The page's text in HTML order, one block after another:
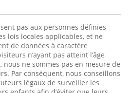
pas aux personnes définies
lois locales applicables, et ne
de données à caractère
n’ayant pas atteint l’âge
nous ne sommes pas en mesure de
Par conséquent, nous conseillons
légaux de surveiller les